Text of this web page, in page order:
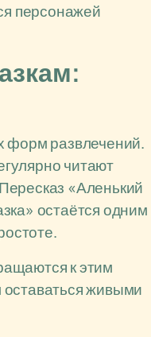
персонажей
форм развлечений.
читают
«Аленький
остаётся одним
к этим
живыми